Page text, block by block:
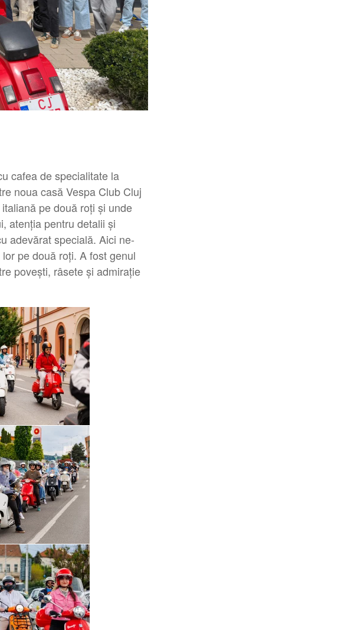
cafea de specialitate la
noua casă Vespa Club Cluj
pe două roți și unde
atenția pentru detalii și
adevărat specială. Aici ne-
pe două roți. A fost genul
povești, râsete și admirație